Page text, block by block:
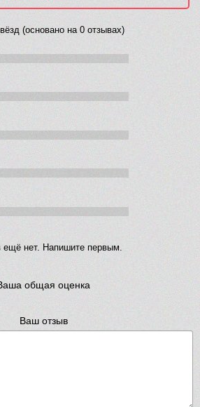
(основано на 0 отзывах)
ещё нет. Напишите первым.
общая оценка
Ваш отзыв